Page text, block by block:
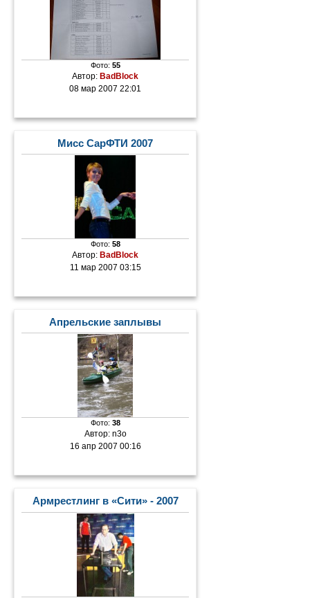
Фото: 55
Автор: BadBlock
08 мар 2007 22:01
Мисс СарФТИ 2007
Фото: 58
Автор: BadBlock
11 мар 2007 03:15
Апрельские заплывы
Фото: 38
Автор: n3o
16 апр 2007 00:16
Армрестлинг в «Сити» - 2007